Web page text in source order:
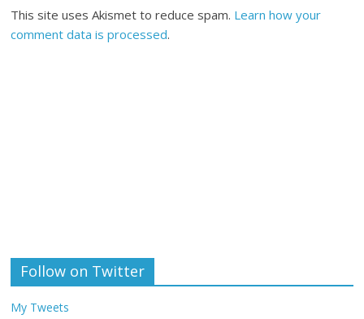
This site uses Akismet to reduce spam. Learn how your
comment data is processed.
Follow on Twitter
My Tweets